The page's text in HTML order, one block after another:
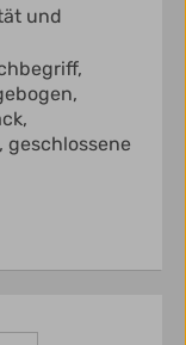
und
geschlossene